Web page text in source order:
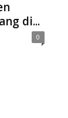
di...
0